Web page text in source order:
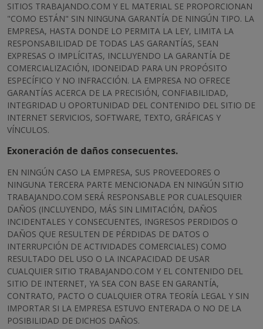
SITIOS TRABAJANDO.COM Y EL MATERIAL SE PROPORCIONAN
"COMO ESTÁN" SIN NINGUNA GARANTÍA DE NINGÚN TIPO. LA
EMPRESA, HASTA DONDE LO PERMITA LA LEY, LIMITA LA
RESPONSABILIDAD DE TODAS LAS GARANTÍAS, SEAN
EXPRESAS O IMPLÍCITAS, INCLUYENDO LA GARANTÍA DE
COMERCIALIZACIÓN, IDONEIDAD PARA UN PROPÓSITO
ESPECÍFICO Y NO INFRACCIÓN. LA EMPRESA NO OFRECE
GARANTÍAS ACERCA DE LA PRECISIÓN, CONFIABILIDAD,
INTEGRIDAD U OPORTUNIDAD DEL CONTENIDO DEL SITIO DE
INTERNET SERVICIOS, SOFTWARE, TEXTO, GRÁFICAS Y
VÍNCULOS.
Exoneración de daños consecuentes.
EN NINGÚN CASO LA EMPRESA, SUS PROVEEDORES O
NINGUNA TERCERA PARTE MENCIONADA EN NINGÚN SITIO
TRABAJANDO.COM SERÁ RESPONSABLE POR CUALESQUIER
DAÑOS (INCLUYENDO, MÁS SIN LIMITACIÓN, DAÑOS
INCIDENTALES Y CONSECUENTES, INGRESOS PERDIDOS O
DAÑOS QUE RESULTEN DE PÉRDIDAS DE DATOS O
INTERRUPCIÓN DE ACTIVIDADES COMERCIALES) COMO
RESULTADO DEL USO O LA INCAPACIDAD DE USAR
CUALQUIER SITIO TRABAJANDO.COM Y EL CONTENIDO DEL
SITIO DE INTERNET, YA SEA CON BASE EN GARANTÍA,
CONTRATO, PACTO O CUALQUIER OTRA TEORÍA LEGAL Y SIN
IMPORTAR SI LA EMPRESA ESTUVO ENTERADA O NO DE LA
POSIBILIDAD DE DICHOS DAÑOS.